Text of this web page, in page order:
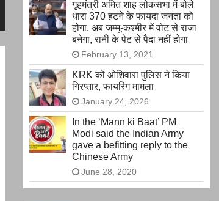
गृहमंत्री अमित शाह लोकसभा में बोले
धारा 370 हटने के फायदा जनता को
होगा, अब जम्मू-कश्मीर में वोट से राजा
बनेगा, रानी के पेट से पैदा नहीं होगा
February 13, 2021
KRK को ओशिवारा पुलिस ने किया
गिरप्तार, फायरिंग मामला
January 24, 2026
In the ‘Mann ki Baat’ PM
Modi said the Indian Army
gave a befitting reply to the
Chinese Army
June 28, 2020